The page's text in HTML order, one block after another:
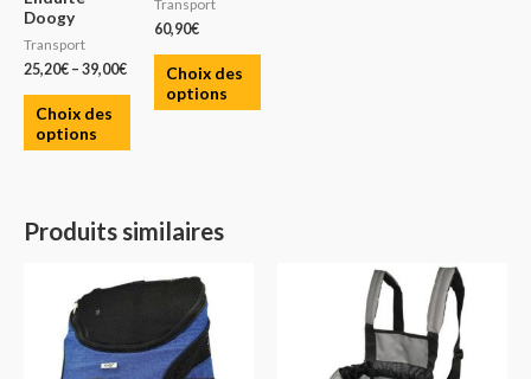
Doogy
Transport
25,20€ – 39,00€
Choix des
options
Transport
60,90€
Choix des
options
Produits similaires